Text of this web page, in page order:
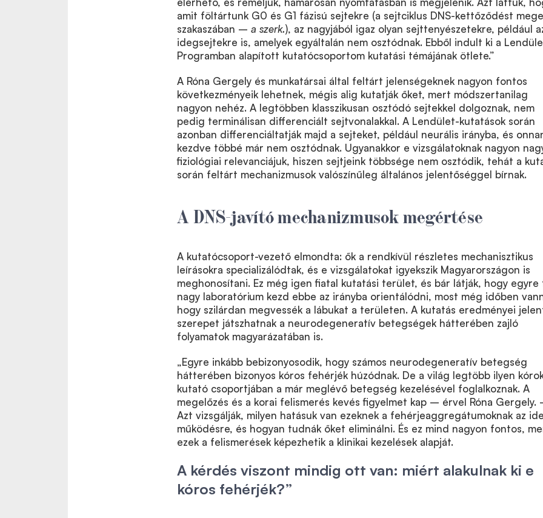
amit föltártunk G0 és G1 fázisú sejtekre (a sejtciklus DNS-kettőződést
szakaszában – a szerk.), az nagyjából igaz olyan sejttenyészetekre, például
idegsejtekre is, amelyek egyáltalán nem osztódnak. Ebből indult ki a
Programban alapított kutatócsoportom kutatási témájának ötlete.”
A Róna Gergely és munkatársai által feltárt jelenségeknek nagyon fontos
következményeik lehetnek, mégis alig kutatják őket, mert módszertanilag
nagyon nehéz. A legtöbben klasszikusan osztódó sejtekkel dolgoznak, nem
pedig terminálisan differenciált sejtvonalakkal. A Lendület-kutatások során
azonban differenciáltatják majd a sejteket, például neurális irányba, és
kezdve többé már nem osztódnak. Ugyanakkor e vizsgálatoknak nagyon
fiziológiai relevanciájuk, hiszen sejtjeink többsége nem osztódik, tehát a
során feltárt mechanizmusok valószínűleg általános jelentőséggel bírnak.
A DNS-javító mechanizmusok megértése
A kutatócsoport-vezető elmondta: ők a rendkívül részletes mechanisztikus
leírásokra specializálódtak, és e vizsgálatokat igyekszik Magyarországon is
meghonosítani. Ez még igen fiatal kutatási terület, és bár látják, hogy egyre
nagy laboratórium kezd ebbe az irányba orientálódni, most még időben
hogy szilárdan megvessék a lábukat a területen. A kutatás eredményei
szerepet játszhatnak a neurodegeneratív betegségek hátterében zajló
folyamatok magyarázatában is.
„Egyre inkább bebizonyosodik, hogy számos neurodegeneratív betegség
hátterében bizonyos kóros fehérjék húzódnak. De a világ legtöbb ilyen
kutató csoportjában a már meglévő betegség kezelésével foglalkoznak. A
megelőzés és a korai felismerés kevés figyelmet kap – érvel Róna Gergely.
Azt vizsgálják, milyen hatásuk van ezeknek a fehérjeaggregátumoknak az
működésre, és hogyan tudnák őket eliminálni. És ez mind nagyon fontos,
ezek a felismerések képezhetik a klinikai kezelések alapját.
A kérdés viszont mindig ott van: miért alakulnak ki e
kóros fehérjék?”